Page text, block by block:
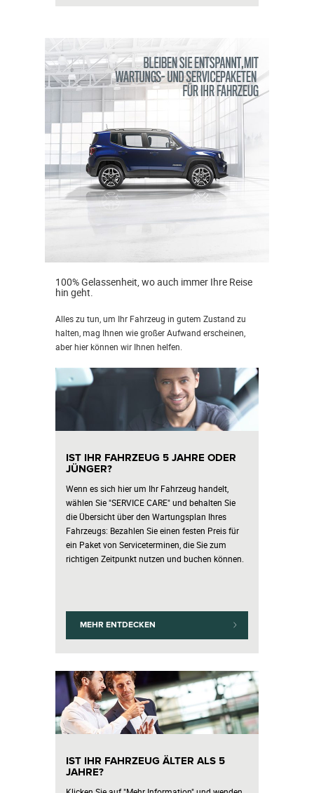
100% Gelassenheit, wo auch immer Ihre Reise
hin geht.
Alles zu tun, um Ihr Fahrzeug in gutem Zustand zu
halten, mag Ihnen wie großer Aufwand erscheinen,
aber hier können wir Ihnen helfen.
IST IHR FAHRZEUG 5 JAHRE ODER
JÜNGER?
Wenn es sich hier um Ihr Fahrzeug handelt,
wählen Sie "SERVICE CARE" und behalten Sie
die Übersicht über den Wartungsplan Ihres
Fahrzeugs: Bezahlen Sie einen festen Preis für
ein Paket von Serviceterminen, die Sie zum
richtigen Zeitpunkt nutzen und buchen können.
MEHR ENTDECKEN
IST IHR FAHRZEUG ÄLTER ALS 5
JAHRE?